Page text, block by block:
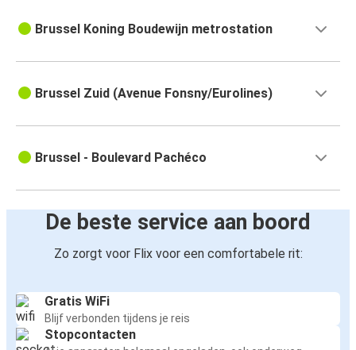
Brussel Koning Boudewijn metrostation
Brussel Zuid (Avenue Fonsny/Eurolines)
Brussel - Boulevard Pachéco
De beste service aan boord
Zo zorgt voor Flix voor een comfortabele rit:
Gratis WiFi
Blijf verbonden tijdens je reis
Stopcontacten